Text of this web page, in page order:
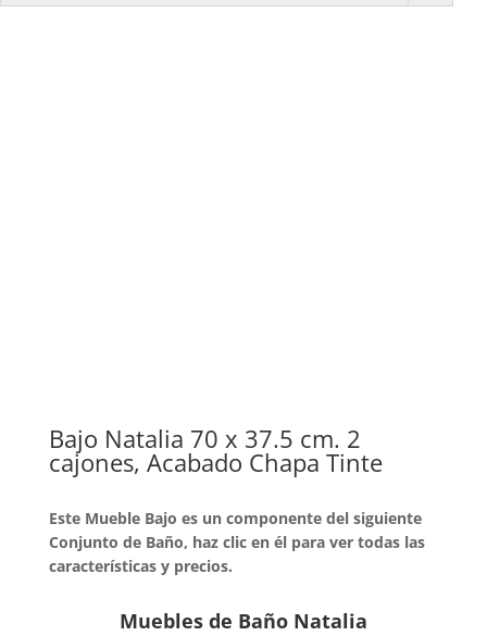
Bajo Natalia 70 x 37.5 cm. 2
cajones, Acabado Chapa Tinte
Este Mueble Bajo es un componente del siguiente
Conjunto de Baño, haz clic en él para ver todas las
características y precios.
Muebles de Baño Natalia